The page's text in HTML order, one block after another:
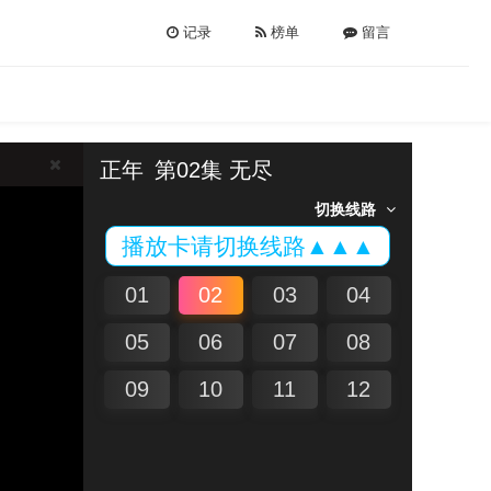
记录 榜单 留言
正年 第02集 无尽
切换线路
播放卡请切换线路▲▲▲
01 02 03
04
05
06 07
08
09
10 11 12